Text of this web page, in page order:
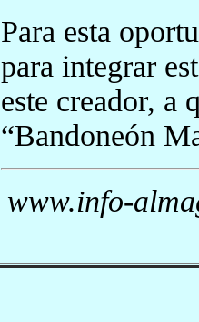
Para esta
para integrar
este creador, a
“Bandoneón
www.info-